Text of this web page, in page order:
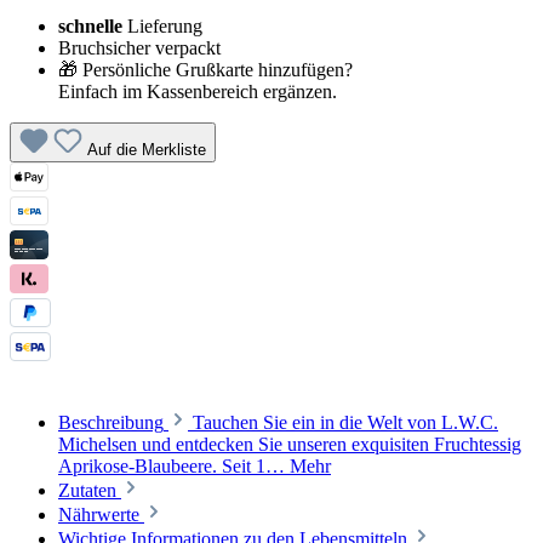
schnelle Lieferung
Bruchsicher verpackt
🎁 Persönliche Grußkarte hinzufügen?
Einfach im Kassenbereich ergänzen.
Auf die Merkliste
Beschreibung
Tauchen Sie ein in die Welt von L.W.C.
Michelsen und entdecken Sie unseren exquisiten Fruchtessig
Aprikose-Blaubeere. Seit 1… Mehr
Zutaten
Nährwerte